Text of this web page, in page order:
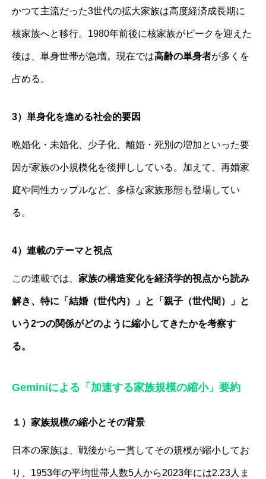
かつて主流だった3世代の拡大家族は高度経済成長期に
核家族へと移行。1980年前後に核家族がピークを迎えた
後は、単身世帯が急増。現在では高齢の単身者が多くを
占める。
3）単身化を進める社会的要因
晩婚化・未婚化、少子化、離婚・死別の増加といった要
因が家族の小規模化を後押ししている。加えて、再婚家
庭や同性カップルなど、多様な家族形態も登場してい
る。
4）連載のテーマと視点
この連載では、 家族の構造変化を経済学的視点から読み
解き、特に「結婚（世代内）」と「親子（世代間）」と
いう2つの関係がどのように縮小してきたかを考察す
る。
Geminiによる 「加速する家族規模の縮小」 要約
１）家族規模の縮小とその背景
日本の家族は、戦後から一貫してその規模が縮小してお
り、1953年の平均世帯人数5人から2023年には2.23人ま